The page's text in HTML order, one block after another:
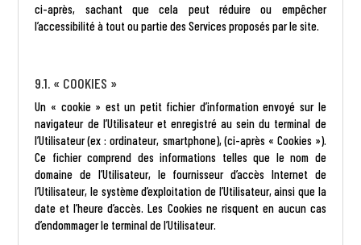
ci-après, sachant que cela peut réduire ou empêcher
l’accessibilité à tout ou partie des Services proposés par le site.
9.1. « COOKIES »
Un « cookie » est un petit fichier d’information envoyé sur le
navigateur de l’Utilisateur et enregistré au sein du terminal de
l’Utilisateur (ex : ordinateur, smartphone), (ci-après « Cookies »).
Ce fichier comprend des informations telles que le nom de
domaine de l’Utilisateur, le fournisseur d’accès Internet de
l’Utilisateur, le système d’exploitation de l’Utilisateur, ainsi que la
date et l’heure d’accès. Les Cookies ne risquent en aucun cas
d’endommager le terminal de l’Utilisateur.